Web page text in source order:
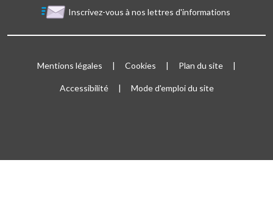
Inscrivez-vous à nos lettres d'informations
Mentions légales Cookies Plan du site
Accessibilité Mode d'emploi du site